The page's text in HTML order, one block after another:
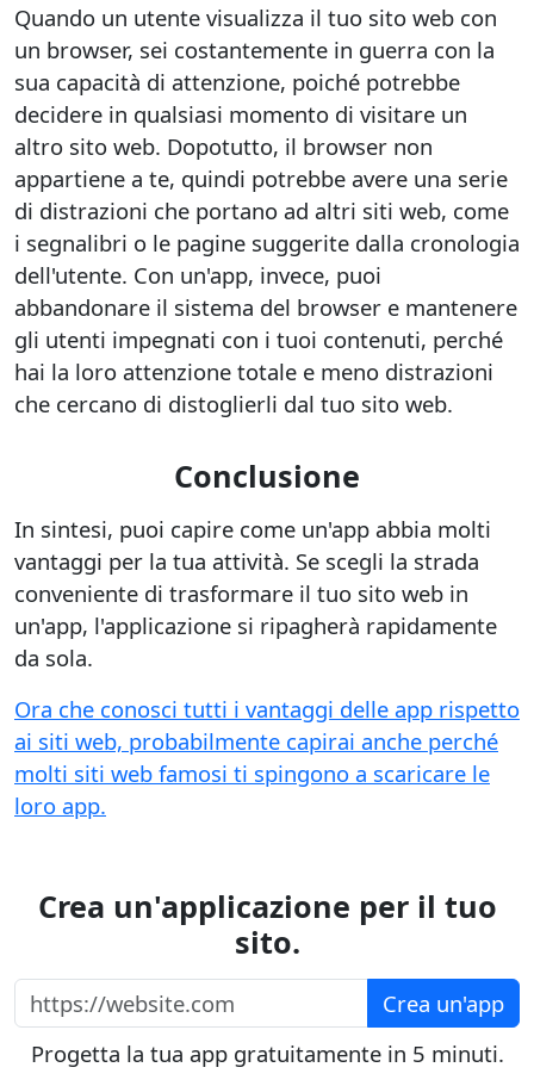
Quando un utente visualizza il tuo sito web con
un browser, sei costantemente in guerra con la
sua capacità di attenzione, poiché potrebbe
decidere in qualsiasi momento di visitare un
altro sito web. Dopotutto, il browser non
appartiene a te, quindi potrebbe avere una serie
di distrazioni che portano ad altri siti web, come
i segnalibri o le pagine suggerite dalla cronologia
dell'utente. Con un'app, invece, puoi
abbandonare il sistema del browser e mantenere
gli utenti impegnati con i tuoi contenuti, perché
hai la loro attenzione totale e meno distrazioni
che cercano di distoglierli dal tuo sito web.
Conclusione
In sintesi, puoi capire come un'app abbia molti
vantaggi per la tua attività. Se scegli la strada
conveniente di trasformare il tuo sito web in
un'app, l'applicazione si ripagherà rapidamente
da sola.
Ora che conosci tutti i vantaggi delle app rispetto
ai siti web, probabilmente capirai anche perché
molti siti web famosi ti spingono a scaricare le
loro app.
Crea un'applicazione per il tuo
sito.
https://website.com
Crea un'app
Progetta la tua app gratuitamente in 5 minuti.